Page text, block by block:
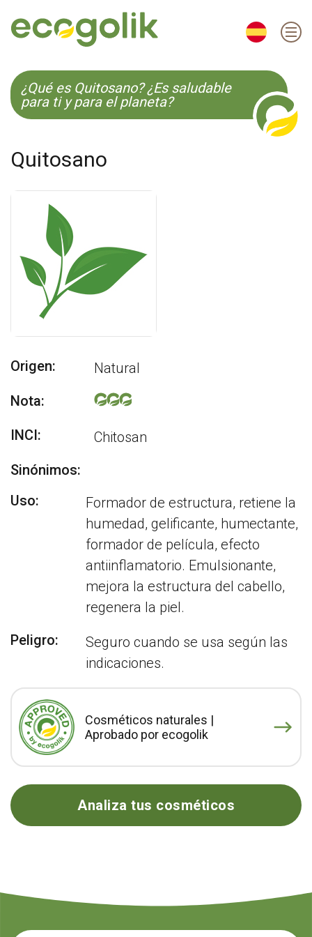
EN ES CS KO
¿Qué es Quitosano? ¿Es saludable
para ti y para el planeta?
Quitosano
Origen:
Natural
Nota:
INCI:
Chitosan
Sinónimos:
Uso:
Formador de estructura, retiene la
humedad, gelificante, humectante,
formador de película, efecto
antiinflamatorio. Emulsionante,
mejora la estructura del cabello,
regenera la piel.
Peligro:
Seguro cuando se usa según las
indicaciones.
Cosméticos naturales |
Aprobado por ecogolik
Analiza tus cosméticos